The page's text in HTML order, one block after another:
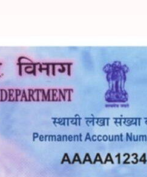
आवेदन करने जा
04:18 pm
(PAN) एक अद्वितीय 10
गुज़रने के लिए आवश्यक है, इनमें